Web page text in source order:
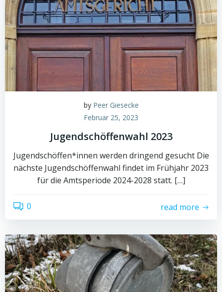
by Peer Giesecke
Februar 25, 2023
Jugendschöffenwahl 2023
Jugendschöffen*innen werden dringend gesucht Die
nächste Jugendschöffenwahl findet im Frühjahr 2023
für die Amtsperiode 2024-2028 statt. […]
0 read more